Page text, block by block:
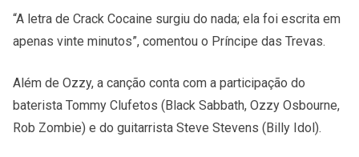
“A letra de Crack Cocaine surgiu do nada; ela foi escrita em
apenas vinte minutos”, comentou o Príncipe das Trevas.
Além de Ozzy, a canção conta com a participação do
baterista Tommy Clufetos (Black Sabbath, Ozzy Osbourne,
Rob Zombie) e do guitarrista Steve Stevens (Billy Idol).